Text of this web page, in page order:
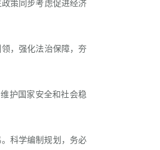
策同步考虑促进经济
，强化法治保障，夯
护国家安全和社会稳
科学编制规划，务必